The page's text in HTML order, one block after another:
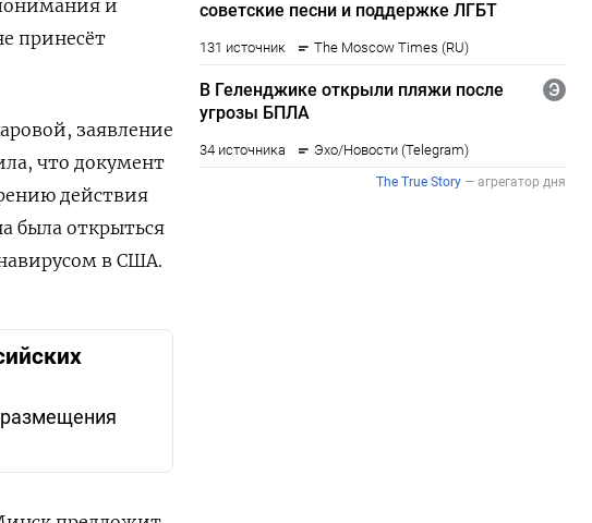
и
принесёт
заявление
что документ
действия
была открыться
в США.
размещения